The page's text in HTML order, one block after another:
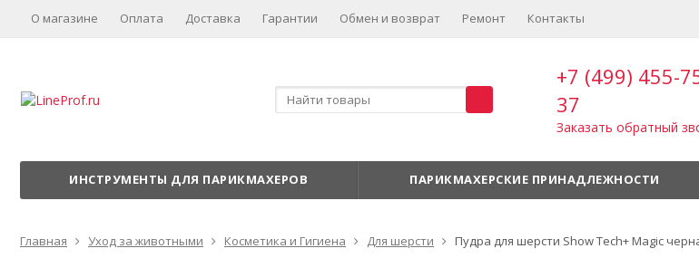
О магазине Оплата Доставка Гарантии Обмен и возврат Ремонт Контакты
+7 (499) 455-
37
Заказать обратный
ИНСТРУМЕНТЫ ДЛЯ ПАРИКМАХЕРОВ ПАРИКМАХЕРСКИЕ ПРИНАДЛЕЖНОСТИ
Главная Уход за животными Косметика и Гигиена Для шерсти Пудра для шерсти Show Tech+ Magic